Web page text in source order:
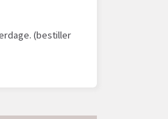
(bestiller